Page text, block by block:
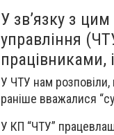
У звʼязку з
управління
працівниками,
У ЧТУ нам розповіли,
раніше вважалися
У КП “ЧТУ”